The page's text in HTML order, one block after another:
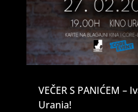
VEČER S PANIĆEM –
Urania!